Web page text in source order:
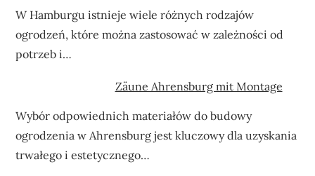
W Hamburgu istnieje wiele różnych rodzajów
ogrodzeń, które można zastosować w zależności od
potrzeb i…
Zäune Ahrensburg mit Montage
Wybór odpowiednich materiałów do budowy
ogrodzenia w Ahrensburg jest kluczowy dla uzyskania
trwałego i estetycznego…